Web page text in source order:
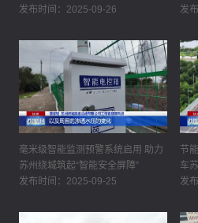
发布时间：2025-09-26
发
毫米级智能监测预警系统启用 助力
苏州绕城筑起“智能安全屏障”
发布时间：2025-09-25
节
车
发